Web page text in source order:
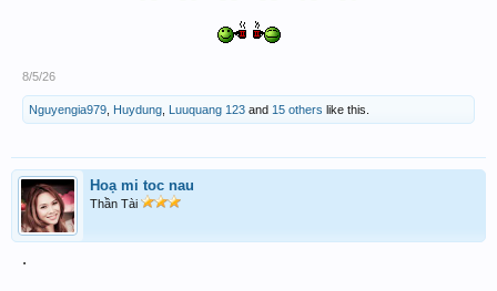
8/5/26
Nguyengia979 Huydung Luuquang 123 and 15 others like this.
Hoạ mi toc nau
Thần Tài
.